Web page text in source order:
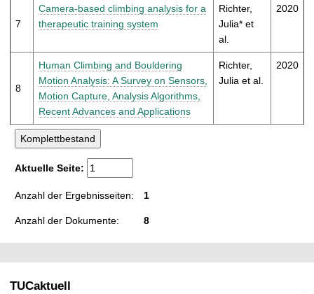
7
Camera-based climbing analysis for a
therapeutic training system
Richter,
Julia* et
al.
2020
8
Human Climbing and Bouldering
Motion Analysis: A Survey on Sensors,
Motion Capture, Analysis Algorithms,
Recent Advances and Applications
Richter,
Julia et al.
2020
Aktuelle Seite:
Anzahl der Ergebnisseiten: 1
Anzahl der Dokumente: 8
TUCaktuell